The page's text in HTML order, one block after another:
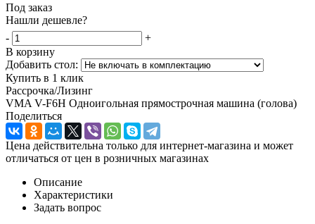
Под заказ
Нашли дешевле?
-
+
В корзину
Добавить стол:
Купить в 1 клик
Рассрочка/Лизинг
VMA V-F6H Одноигольная прямострочная машина (голова)
Поделиться
Цена действительна только для интернет-магазина и может
отличаться от цен в розничных магазинах
Описание
Характеристики
Задать вопрос